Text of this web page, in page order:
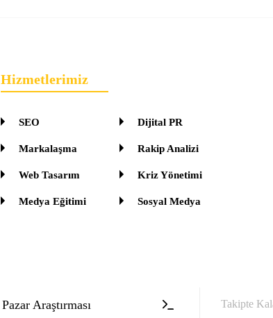
Hizmetlerimiz
SEO Dijital PR
Markalaşma Rakip Analizi
Web Tasarım Kriz Yönetimi
Medya Eğitimi Sosyal Medya
Pazar Araştırması